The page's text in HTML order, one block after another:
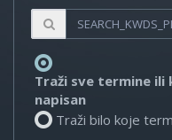
Traži sve termine
napisan
Traži bilo koje